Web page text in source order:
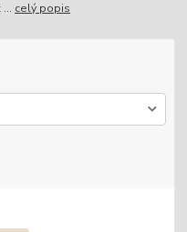
celý popis